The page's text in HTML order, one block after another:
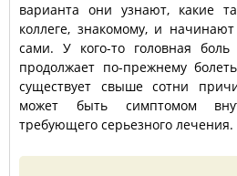
варианта они узнают, какие
коллеге, знакомому, и
сами. У кого-то головная боль
продолжает по-прежнему
существует свыше сотни
может быть симптомом
требующего серьезного лечения.